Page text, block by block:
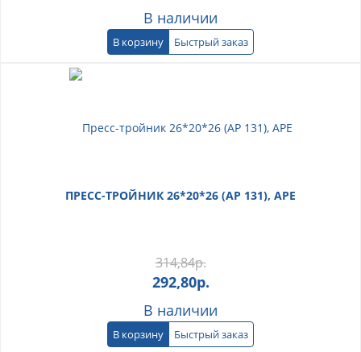
В наличии
В корзину Быстрый заказ
ПРЕСС-ТРОЙНИК 26*20*26 (АР 131), АРЕ
314,84р.
292,80р.
В наличии
В корзину Быстрый заказ